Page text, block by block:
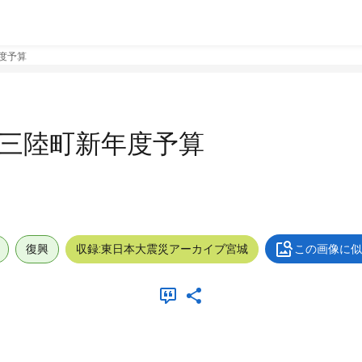
予算
陸町新年度予算
復興 収録:東日本大震災アーカイブ宮城 この画像に